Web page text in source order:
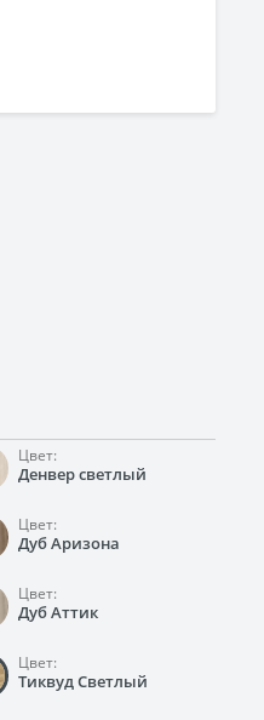
Цвет:
Денвер светлый
Цвет:
Дуб Аризона
Цвет:
Дуб Аттик
Цвет:
Тиквуд Светлый